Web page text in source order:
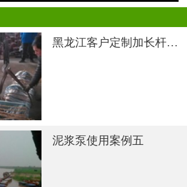
黑龙江客户定制加长杆液下渣浆泵
泥浆泵使用案例五